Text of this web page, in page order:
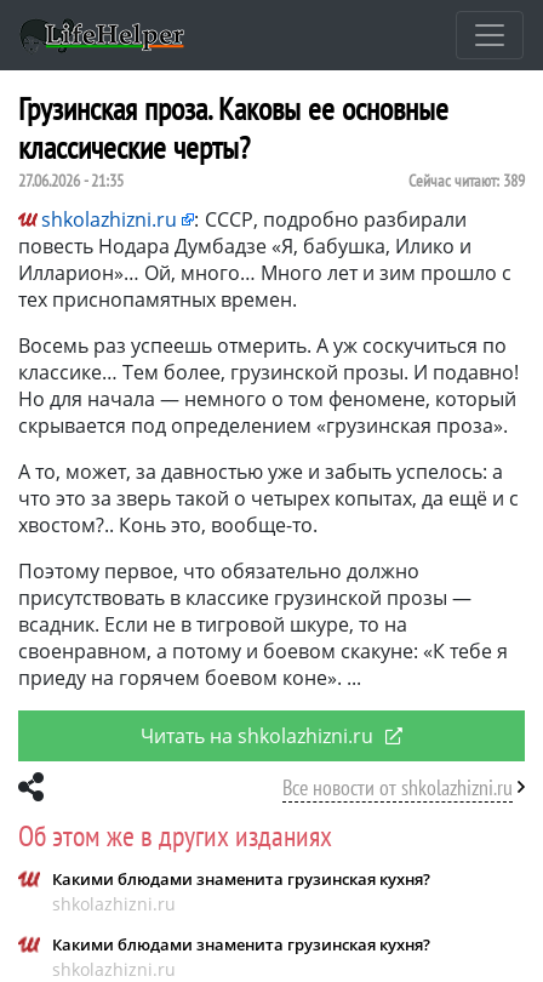
Грузинская проза. Каковы ее основные
классические черты?
27.06.2026 - 21:35 Сейчас читают: 389
shkolazhizni.ru : СССР, подробно разбирали
повесть Нодара Думбадзе «Я, бабушка, Илико и
Илларион»… Ой, много… Много лет и зим прошло с
тех приснопамятных времен.
Восемь раз успеешь отмерить. А уж соскучиться по
классике… Тем более, грузинской прозы. И подавно!
Но для начала — немного о том феномене, который
скрывается под определением «грузинская проза».
А то, может, за давностью уже и забыть успелось: а
что это за зверь такой о четырех копытах, да ещё и с
хвостом?.. Конь это, вообще-то.
Поэтому первое, что обязательно должно
присутствовать в классике грузинской прозы —
всадник. Если не в тигровой шкуре, то на
своенравном, а потому и боевом скакуне: «К тебе я
приеду на горячем боевом коне».
Читать на shkolazhizni.ru
Все новости от shkolazhizni.ru
Об этом же в других изданиях
Какими блюдами знаменита грузинская кухня?
shkolazhizni.ru
Какими блюдами знаменита грузинская кухня?
shkolazhizni.ru